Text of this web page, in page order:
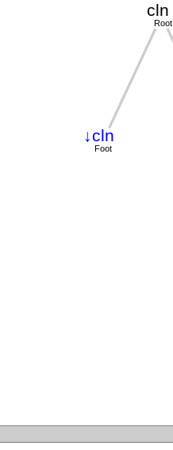
↓cln
Foot
cln
Root